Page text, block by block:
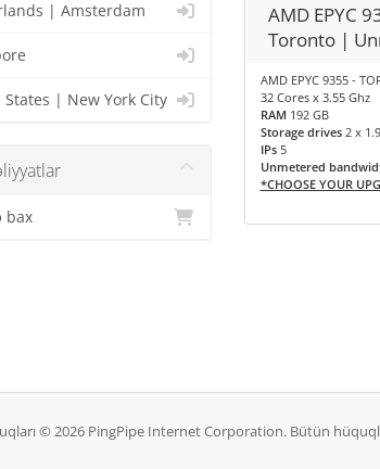
| Amsterdam
States | New York City
bax
AMD EPYC
Toronto |
AMD EPYC 9355 -
32 Cores x 3.55 Ghz
RAM 192 GB
Storage drives 2 x
IPs5
Unmetered
*CHOOSE YOUR
© 2026 PingPipe Internet Corporation. Bütün